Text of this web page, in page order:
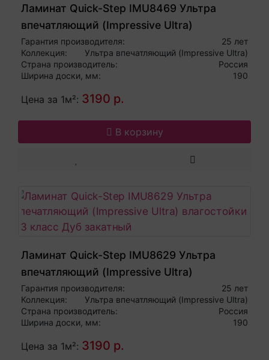
Ламинат Quick-Step IMU8469 Ультра
впечатляющий (Impressive Ultra)
влагостойкий 33 класс Дуб гранитный
Гарантия производителя:
25 лет
Коллекция:
Ультра впечатляющий (Impressive Ultra)
Страна производитель:
Россия
Ширина доски, мм:
190
Цена за 1м²: 3190 р.
В корзину
Ламинат Quick-Step IMU8629 Ультра
впечатляющий (Impressive Ultra)
влагостойкий 33 класс Дуб закатный
Гарантия производителя:
25 лет
Коллекция:
Ультра впечатляющий (Impressive Ultra)
Страна производитель:
Россия
Ширина доски, мм:
190
Цена за 1м²: 3190 р.